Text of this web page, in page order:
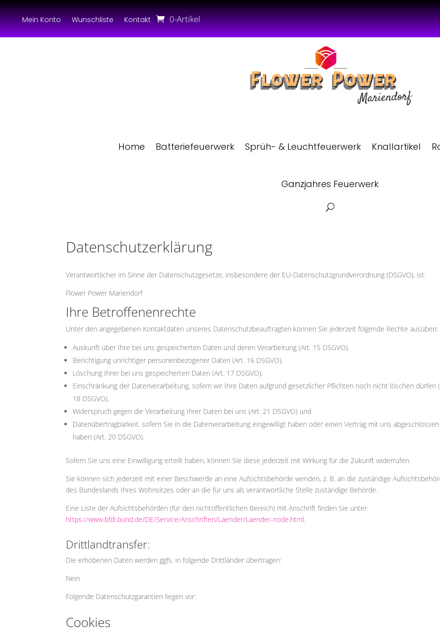
Mein Konto Wunschliste Kontakt 0-Artikel
Home Batteriefeuerwerk Sprüh- & Leuchtfeuerwerk Knallartikel
Ganzjahres Feuerwerk
Datenschutzerklärung
Verantwortlicher im Sinne der Datenschutzgesetze, insbesondere der EU-Datenschutzgrundverordnung (DSGVO), ist:
Flower Power Mariendorf
Ihre Betroffenenrechte
Unter den angegebenen Kontaktdaten unseres Datenschutzbeauftragten können Sie jederzeit folgende Rechte ausüben:
Auskunft über Ihre bei uns gespeicherten Daten und deren Verarbeitung (Art. 15 DSGVO),
Berichtigung unrichtiger personenbezogener Daten (Art. 16 DSGVO),
Löschung Ihrer bei uns gespeicherten Daten (Art. 17 DSGVO),
Einschränkung der Datenverarbeitung, sofern wir Ihre Daten aufgrund gesetzlicher Pflichten noch nicht löschen dürfen
18 DSGVO),
Widerspruch gegen die Verarbeitung Ihrer Daten bei uns (Art. 21 DSGVO) und
Datenübertragbarkeit, sofern Sie in die Datenverarbeitung eingewilligt haben oder einen Vertrag mit uns abgeschlossen
haben (Art. 20 DSGVO).
Sofern Sie uns eine Einwilligung erteilt haben, können Sie diese jederzeit mit Wirkung für die Zukunft widerrufen.
Sie können sich jederzeit mit einer Beschwerde an eine Aufsichtsbehörde wenden, z. B. an die zuständige
des Bundeslands Ihres Wohnsitzes oder an die für uns als verantwortliche Stelle zuständige Behörde.
Eine Liste der Aufsichtsbehörden (für den nichtöffentlichen Bereich) mit Anschrift finden Sie unter:
https://www.bfdi.bund.de/DE/Service/Anschriften/Laender/Laender-node.html.
Drittlandtransfer:
Die erhobenen Daten werden ggfs. in folgende Drittländer übertragen:
Nein
Folgende Datenschutzgarantien liegen vor:
Cookies